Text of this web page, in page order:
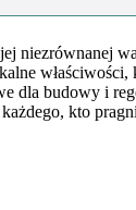
niezrównanej
dla budowy i
kto